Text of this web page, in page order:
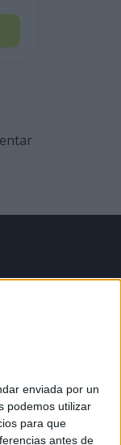
enviada por un
podemos utilizar
para que
antes de